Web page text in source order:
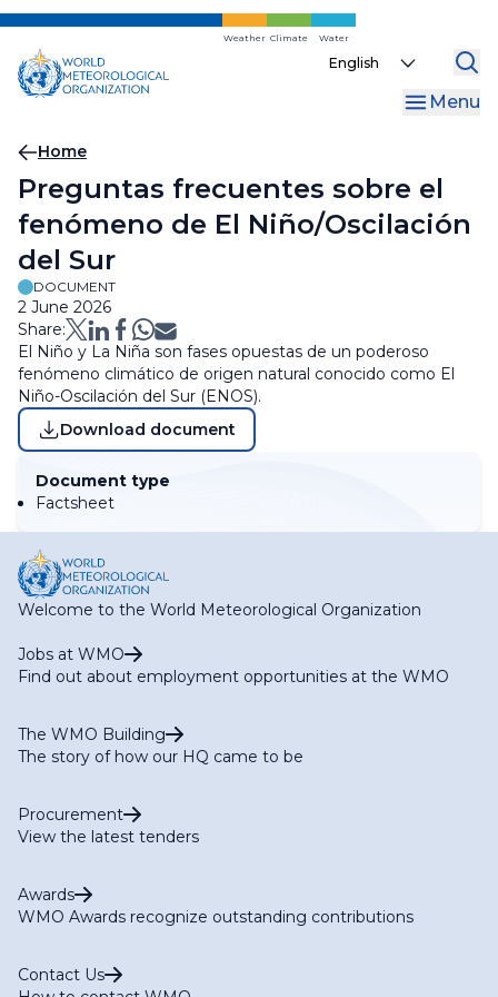
Skip
main
content
Weather Climate Water
Select
Menu
Breadcrumb
Home
Preguntas frecuentes sobre el
fenómeno de El Niño/Oscilación
del Sur
DOCUMENT
2 June 2026
Share:
El Niño y La Niña son fases opuestas de un poderoso
fenómeno climático de origen natural conocido como El
Niño-Oscilación del Sur (ENOS).
Download document
Document type
Factsheet
Welcome to the World Meteorological Organization
Jobs at WMO
Find out about employment opportunities at the WMO
The WMO Building
The story of how our HQ came to be
Procurement
View the latest tenders
Awards
WMO Awards recognize outstanding contributions
Contact Us